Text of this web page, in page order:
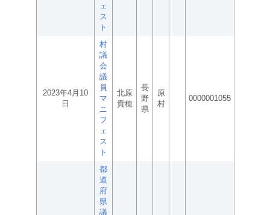
ェ
ス
ト
2023年4月10
日
村
議
会
議
員
マ
ニ
フ
ェ
ス
ト
北原
貴穂
長
野
県
原
村
0000001055
都
道
府
県
議